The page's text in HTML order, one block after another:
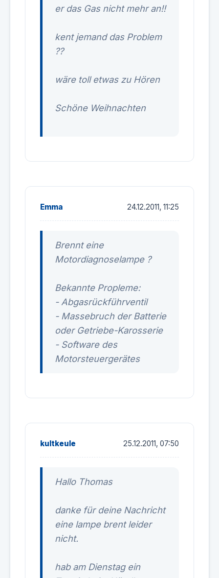
er das Gas nicht mehr an!!
kent jemand das Problem
??
wäre toll etwas zu Hören
Schöne Weihnachten
Emma 24.12.2011, 11:25
Brennt eine
Motordiagnoselampe ?
Bekannte Propleme:
- Abgasrückführventil
- Massebruch der Batterie
oder Getriebe-Karosserie
- Software des
Motorsteuergerätes
kultkeule 25.12.2011, 07:50
Hallo Thomas
danke für deine Nachricht
eine lampe brent leider
nicht.
hab am Dienstag ein